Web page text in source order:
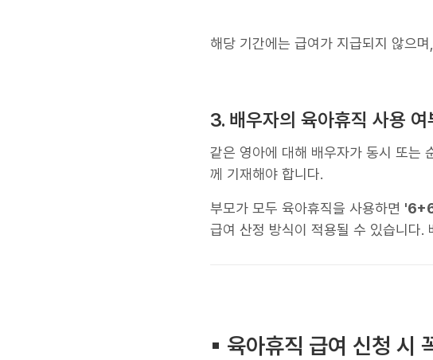
해당 기간에는 급여가 지급되지 않으
3. 배우자의 육아휴직 사용
같은 영아에 대해 배우자가 동시 또는
께 기재해야 합니다.
부모가 모두 육아휴직을 사용하면 '6+6
급여 산정 방식이 적용될 수 있습니다.
▪︎ 육아휴직 급여 신청 시